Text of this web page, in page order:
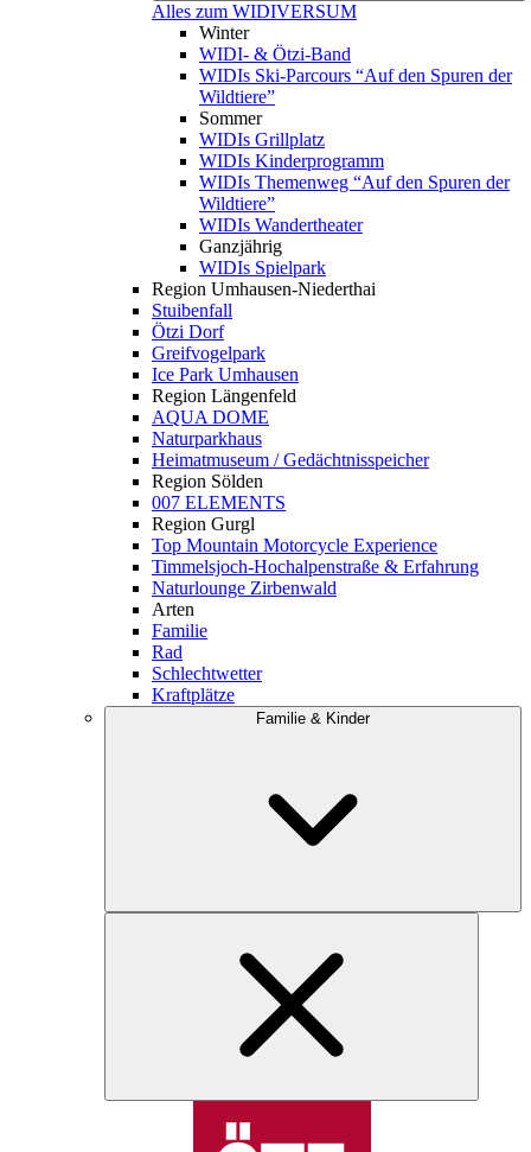
Alles zum WIDIVERSUM
Winter
WIDI- & Ötzi-Band
WIDIs Ski-Parcours “Auf den Spuren der
Wildtiere”
Sommer
WIDIs Grillplatz
WIDIs Kinderprogramm
WIDIs Themenweg “Auf den Spuren der
Wildtiere”
WIDIs Wandertheater
Ganzjährig
WIDIs Spielpark
Region Umhausen-Niederthai
Stuibenfall
Ötzi Dorf
Greifvogelpark
Ice Park Umhausen
Region Längenfeld
AQUA DOME
Naturparkhaus
Heimatmuseum / Gedächtnisspeicher
Region Sölden
007 ELEMENTS
Region Gurgl
Top Mountain Motorcycle Experience
Timmelsjoch-Hochalpenstraße & Erfahrung
Naturlounge Zirbenwald
Arten
Familie
Rad
Schlechtwetter
Kraftplätze
Familie & Kinder